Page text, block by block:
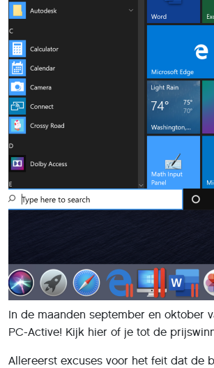
In de maanden september en oktober
PC-Active! Kijk hier of je tot de
Allereerst excuses voor het feit dat de